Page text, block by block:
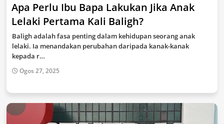
Apa Perlu Ibu Bapa Lakukan Jika Anak
Lelaki Pertama Kali Baligh?
Baligh adalah fasa penting dalam kehidupan seorang anak
lelaki. Ia menandakan perubahan daripada kanak-kanak
kepada r…
Ogos 27, 2025